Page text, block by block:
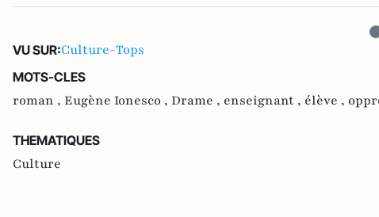
VU SUR:Culture-Tops
MOTS-CLES
roman , Eugène Ionesco , Drame , enseignant , élève ,
THEMATIQUES
Culture